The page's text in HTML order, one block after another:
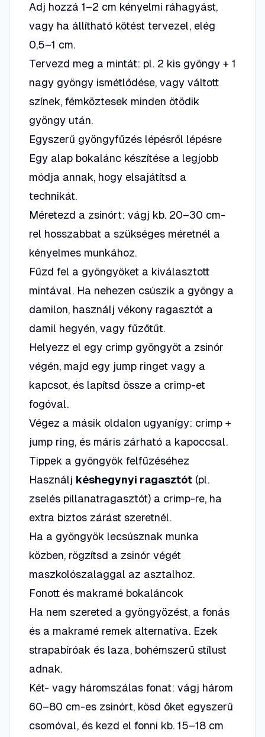
Adj hozzá 1–2 cm kényelmi ráhagyást,
vagy ha állítható kötést tervezel, elég
0,5–1 cm.
Tervezd meg a mintát: pl. 2 kis gyöngy + 1
nagy gyöngy ismétlődése, vagy váltott
színek, fémköztesek minden ötödik
gyöngy után.
Egyszerű gyöngyfűzés lépésről lépésre
Egy alap bokalánc készítése a legjobb
módja annak, hogy elsajátítsd a
technikát.
Méretezd a zsinórt: vágj kb. 20–30 cm-
rel hosszabbat a szükséges méretnél a
kényelmes munkához.
Fűzd fel a gyöngyöket a kiválasztott
mintával. Ha nehezen csúszik a gyöngy a
damilon, használj vékony ragasztót a
damil hegyén, vagy fűzőtűt.
Helyezz el egy crimp gyöngyöt a zsinór
végén, majd egy jump ringet vagy a
kapcsot, és lapítsd össze a crimp-et
fogóval.
Végez a másik oldalon ugyanígy: crimp +
jump ring, és máris zárható a kapoccsal.
Tippek a gyöngyök felfűzéséhez
Használj késhegynyi ragasztót (pl.
zselés pillanatragasztót) a crimp-re, ha
extra biztos zárást szeretnél.
Ha a gyöngyök lecsúsznak munka
közben, rögzítsd a zsinór végét
maszkolószalaggal az asztalhoz.
Fonott és makramé bokaláncok
Ha nem szereted a gyöngyözést, a fonás
és a makramé remek alternatíva. Ezek
strapabíróak és laza, bohémszerű stílust
adnak.
Két- vagy háromszálas fonat: vágj három
60–80 cm-es zsinórt, kösd őket egyszerű
csomóval, és kezd el fonni kb. 15–18 cm